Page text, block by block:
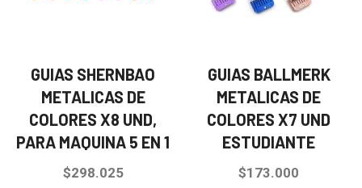
GUIAS SHERNBAO
METALICAS DE
COLORES X8 UND,
PARA MAQUINA 5 EN 1
$298.025
GUIAS BALLMERK
METALICAS DE
COLORES X7 UND
ESTUDIANTE
$173.000